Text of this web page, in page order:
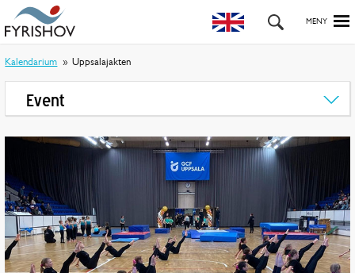
Kalendarium Uppsalajakten
Event